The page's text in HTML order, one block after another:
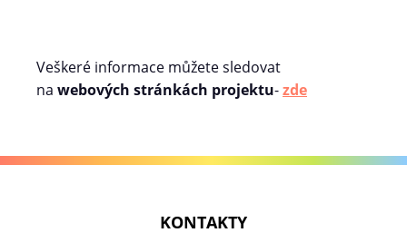
Veškeré informace můžete sledovat
na webových stránkách projektu-zde
KONTAKTY